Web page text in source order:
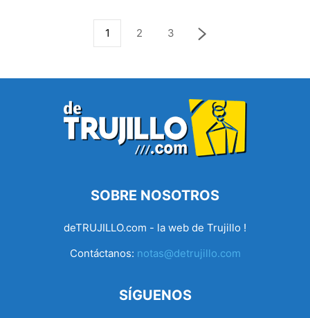
1 2 3
SOBRE NOSOTROS
deTRUJILLO.com - la web de Trujillo !
Contáctanos: notas@detrujillo.com
SÍGUENOS